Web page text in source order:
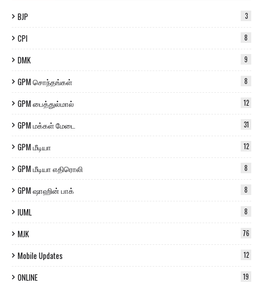
BJP 3
CPI 8
DMK 9
GPM சொந்தங்கள் 8
GPM பைத்துல்மால் 12
GPM மக்கள் மேடை 31
GPM மீடியா 12
GPM மீடியா எதிரொலி 8
GPM ஷாஹின் பாக் 8
IUML 8
MJK 76
Mobile Updates 12
ONLINE 19